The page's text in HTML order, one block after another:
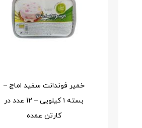
دکوفوندانت قرمز گلنان پوراتوس
– 12 بسته 1 کیلویی در کارتن
عمده